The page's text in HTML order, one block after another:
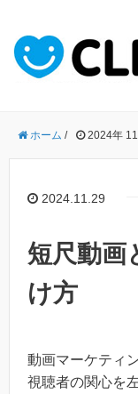
ホーム / 2024年 11
2024.11.29
短尺動画
け方
動画マーケティ
視聴者の関心を